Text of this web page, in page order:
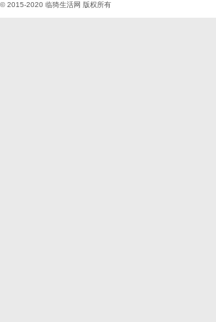
© 2015-2020 临猗生活网 版权所有